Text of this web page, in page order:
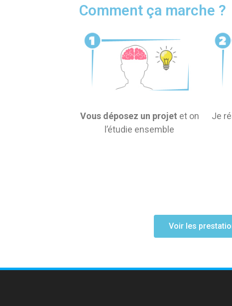
Comment ça marche ?
Vous déposez un projet et on
l’étudie ensemble
Je
Voir les